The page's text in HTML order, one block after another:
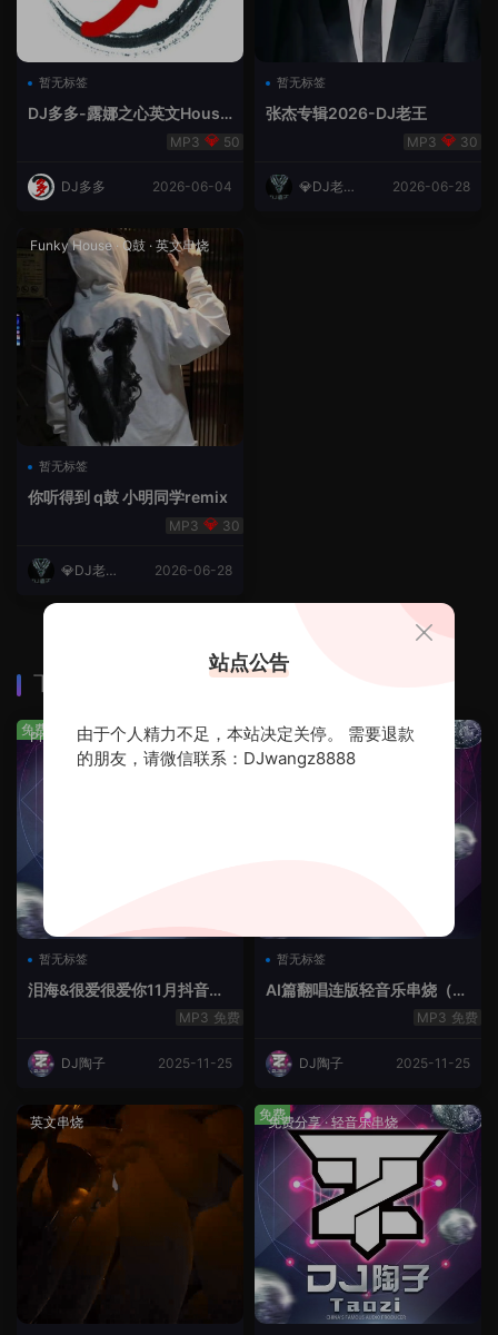
暂无标签
DJ多多-露娜之心英文House
50
DJ多多 2026-06-04
暂无标签
张杰专辑2026-DJ老王
30
💎DJ老王
2026-06-28
Funky House· Q鼓 · 英文串烧
暂无标签
你听得到 q鼓 小明同学remix
30
💎DJ老王
2026-06-28
下载排行
Prog House·免费分享
暂无标签
泪海&很爱很爱你11月抖音串
免费
DJ陶子 2025-11-25
免费 免费分享·轻音乐串烧
暂无标签
AI篇翻唱连版轻音乐串烧（治
免费
DJ陶子 2025-11-25
免费
英文串烧 免费分享·轻音乐串烧
免费
站点公告
由于个人精力不足，本站决定关停。 需要退款
的朋友，请微信联系：DJwangz8888